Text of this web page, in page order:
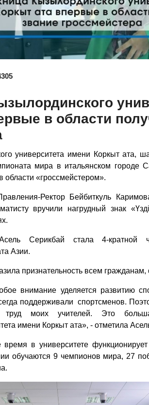
в области
университета имени Коркыт ата,
мира в итальянском городе
области «гроссмейстером».
Ректор Бейбиткуль
вручили нагрудный знак
Асель Серикбай стала 4-
Азии.
признательность всем
внимание уделяется развитию
поддерживали спортсменов.
моих учителей. Это
имени Коркыт ата», - отметила
в университете
обучаются 9 чемпионов мира, 27